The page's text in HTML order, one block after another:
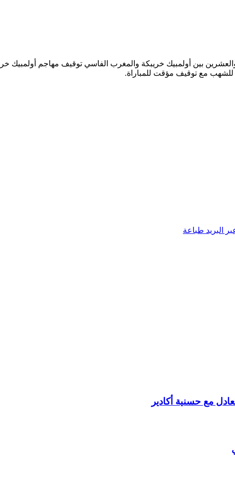
بين أولمبيك خريبكة والمغرب الفاسي توقيف مهاجم أولمبيك
البريد طباعة